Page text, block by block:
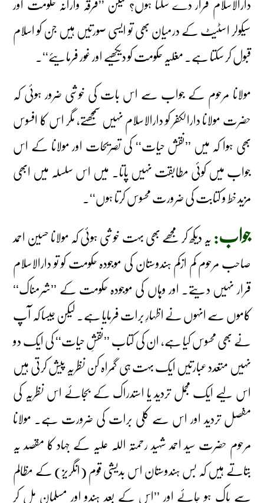
سیکولر اسٹیٹ کے درمیان بھی تو ایسی صورتیں ہیں جن کو اسلام
قبول کر سکتا ہے۔ مغلیہ حکومت کو دیکھیے اور غور فرمایئے‘‘۔
مولانا مرحوم کے جواب سے اس بات کی خوشی ضرور ہوئی کہ
حضرت مولانا دارالکفر کو دارالاسلام نہیں سمجھتے، مگر اس کا افسوس
بھی ہوا کہ میں ’’نقش حیات‘‘ کی تصریحات اور مولانا کے اس
جواب میں کوئی مطابقت نہیں پاتا۔ میں اس سلسلہ میں ابھی
مزید خط و کتابت کی ضرورت محسوس کرتا ہوں‘‘۔
جواب:یہ دیکھ کر مجھے بھی بہت خوشی ہوئی کہ مولانا حسین احمد
صاحب مرحوم کم ازکم ہندوستان کی موجودہ حکومت کو تو دارالاسلام
قرار نہیں دیتے۔ اور وہاں کی موجودہ حکومت کے ’’شرمناک‘‘
کاموں سے انہوں نے اظہارِ برات فرمایا ہے۔ لیکن جیسا کہ آپ
نے بھی محسوس کیا ہے، ان کی کتاب ’’نقشِ حیات‘‘ کی ایک دو
نہیں متعدد عبارتیں ایک بہت ہی گمراہ کن نظریہ پیش کرتی ہیں
اس لیے ایک مجمل تردید یا استدراک کے بجائے اس نظریہ کی
مفصل تردید اور اس سے کلی برات کی ضرورت ہے۔ مولانا
مرحوم حضرت سید احمد شہید رحمتہ اللہ علیہ کے جہاد کا مقصد یہ
بتاتے ہیں کہ بس ہندوستان اس بدیشی قوم (انگریز) کے مظالم
سے پاک ہو جائے اور ’’اس کے بعد ہندو اور مسلمان مل کر